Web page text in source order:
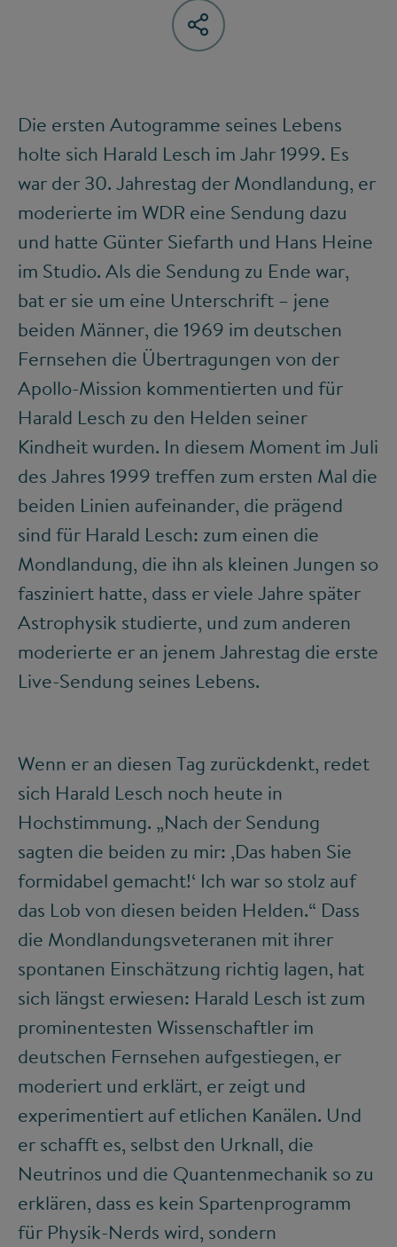
Die ersten Autogramme seines Lebens
holte sich Harald Lesch im Jahr 1999. Es
war der 30. Jahrestag der Mondlandung, er
moderierte im WDR eine Sendung dazu
und hatte Günter Siefarth und Hans Heine
im Studio. Als die Sendung zu Ende war,
bat er sie um eine Unterschrift – jene
beiden Männer, die 1969 im deutschen
Fernsehen die Übertragungen von der
Apollo-Mission kommentierten und für
Harald Lesch zu den Helden seiner
Kindheit wurden. In diesem Moment im Juli
des Jahres 1999 treffen zum ersten Mal die
beiden Linien aufeinander, die prägend
sind für Harald Lesch: zum einen die
Mondlandung, die ihn als kleinen Jungen so
fasziniert hatte, dass er viele Jahre später
Astrophysik studierte, und zum anderen
moderierte er an jenem Jahrestag die erste
Live-Sendung seines Lebens.
Wenn er an diesen Tag zurückdenkt, redet
sich Harald Lesch noch heute in
Hochstimmung. „Nach der Sendung
sagten die beiden zu mir: ‚Das haben Sie
formidabel gemacht!‘ Ich war so stolz auf
das Lob von diesen beiden Helden.“ Dass
die Mondlandungsveteranen mit ihrer
spontanen Einschätzung richtig lagen, hat
sich längst erwiesen: Harald Lesch ist zum
prominentesten Wissenschaftler im
deutschen Fernsehen aufgestiegen, er
moderiert und erklärt, er zeigt und
experimentiert auf etlichen Kanälen. Und
er schafft es, selbst den Urknall, die
Neutrinos und die Quantenmechanik so zu
erklären, dass es kein Spartenprogramm
für Physik-Nerds wird, sondern